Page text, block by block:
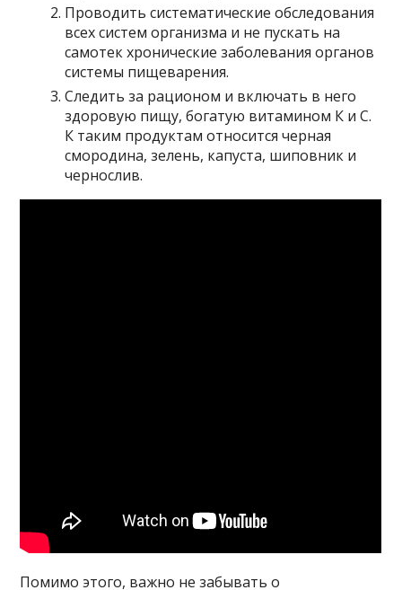
Проводить систематические обследования
всех систем организма и не пускать на
самотек хронические заболевания органов
системы пищеварения.
Следить за рационом и включать в него
здоровую пищу, богатую витамином К и С.
К таким продуктам относится черная
смородина, зелень, капуста, шиповник и
чернослив.
Помимо этого, важно не забывать о